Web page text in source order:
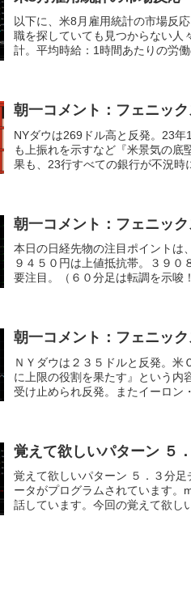
以下に、米8月雇用統計の市場反
職を探していても見つからない人
計。平均時給：1時間あたりの労
朝一コメント：フェニック
NYダウは269ドル高と反発。23
も上振れを示すなど『米景気の底
果も、23行すべての銀行が不況時
朝一コメント：フェニッ
本日の日経先物の注目ポイント
９４５０円は上値抵抗帯。３９
要注目。（６０分足は転調を示唆
朝一コメント：フェニック
ＮＹダウは２３５ドルと反発。
に上限の役割を果たす』という内
受け止められ反発。またイーロン
覚えて欲しいパターン ５．
覚えて欲しいパターン ５．３分
ータがプログラムされています。
話しています。今回の覚えて欲し